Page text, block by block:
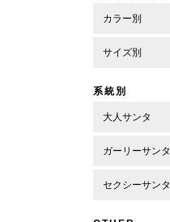
カラー別
サイズ別
系統別
大人サンタ
ガーリーサンタ
セクシーサンタ